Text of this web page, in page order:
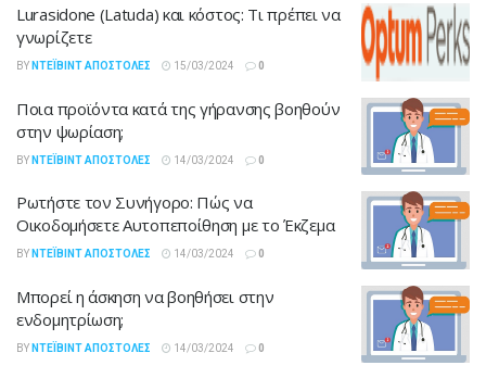
Lurasidone (Latuda) και κόστος: Τι πρέπει να
γνωρίζετε
BY ΝΤΈΙΒΙΝΤ ΑΠΟΣΤΌΛΕΣ 15/03/2024 0
Ποια προϊόντα κατά της γήρανσης βοηθούν
στην ψωρίαση;
BY ΝΤΈΙΒΙΝΤ ΑΠΟΣΤΌΛΕΣ 14/03/2024 0
Ρωτήστε τον Συνήγορο: Πώς να
Οικοδομήσετε Αυτοπεποίθηση με το Έκζεμα
BY ΝΤΈΙΒΙΝΤ ΑΠΟΣΤΌΛΕΣ 14/03/2024 0
Μπορεί η άσκηση να βοηθήσει στην
ενδομητρίωση;
BY ΝΤΈΙΒΙΝΤ ΑΠΟΣΤΌΛΕΣ 14/03/2024 0